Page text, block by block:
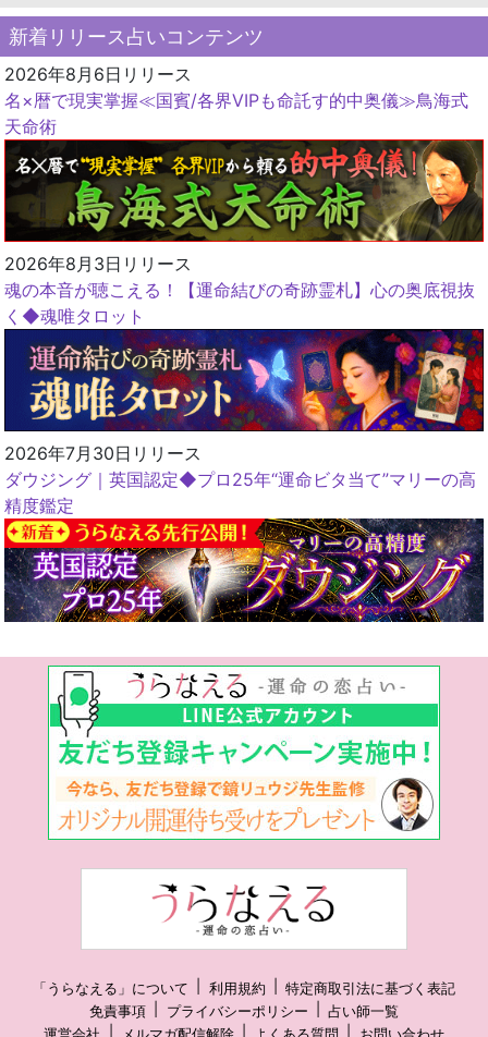
新着リリース占いコンテンツ
2026年8月6日リリース
名×暦で現実掌握≪国賓/各界VIPも命託す的中奥儀≫鳥海式
天命術
2026年8月3日リリース
魂の本音が聴こえる！【運命結びの奇跡霊札】心の奥底視抜
く◆魂唯タロット
2026年7月30日リリース
ダウジング｜英国認定◆プロ25年“運命ビタ当て”マリーの高
精度鑑定
「うらなえる」について 利用規約
特定商取引法に基づく表記
免責事項
プライバシーポリシー
占い師一覧